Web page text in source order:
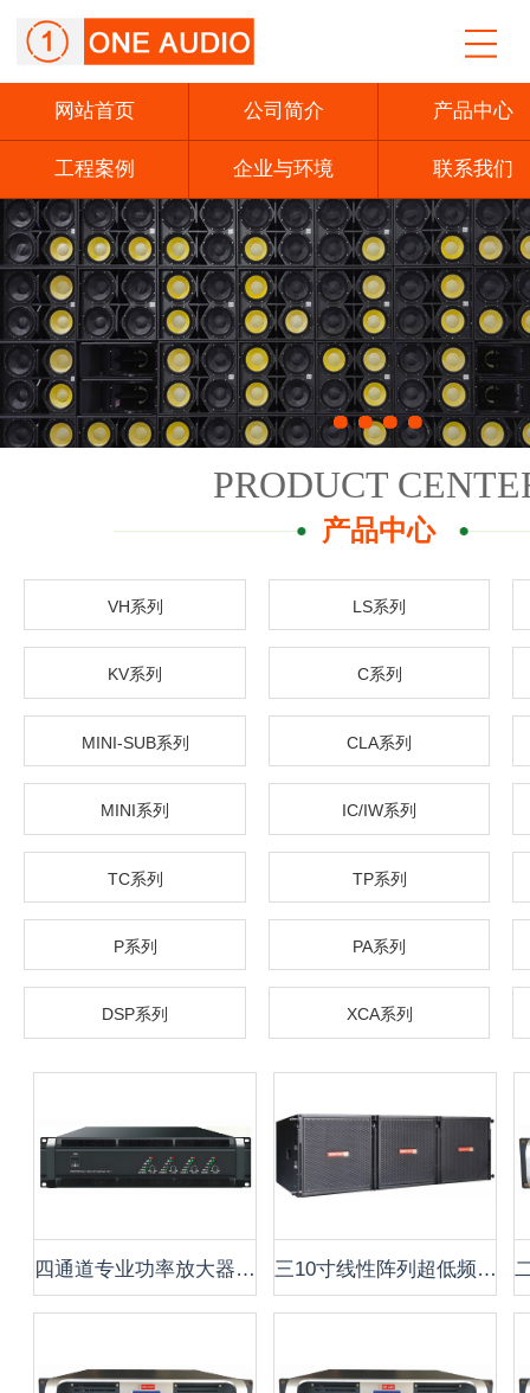
网站首页 公司简介 产品中心
工程案例 企业与环境 联系我们
PRODUCT
产品中心
VH系列 LS系列
KV系列 C系列
MINI-SUB系列 CLA系列
MINI系列 IC/IW系列
TC系列 TP系列
P系列 PA系列
DSP系列 XCA系列
四通道专业功率放大器 P4750 三10寸线性阵列超低频音箱 CLA-3310S